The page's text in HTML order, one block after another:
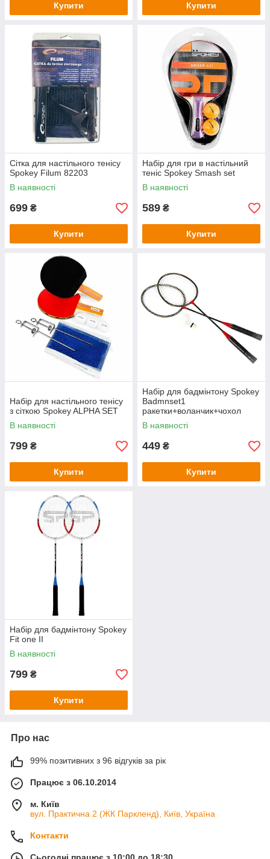
Купити Купити
Сітка для настільного тенісу
Spokey Filum 82203
В наявності
699 ₴
Купити
Набір для гри в настільний
теніс Spokey Smash set
В наявності
589 ₴
Купити
Набір для настільного тенісу
з сіткою Spokey ALPHA SET
В наявності
799 ₴
Купити
Набір для бадмінтону Spokey
Badmnset1
ракетки+воланчик+чохол
В наявності
449 ₴
Купити
Набір для бадмінтону Spokey
Fit one II
В наявності
799 ₴
Купити
Про нас
99% позитивних з 96 відгуків за рік
Працює з 06.10.2014
м. Київ
вул. Практична 2 (ЖК Паркленд), Київ, Україна
Контакти